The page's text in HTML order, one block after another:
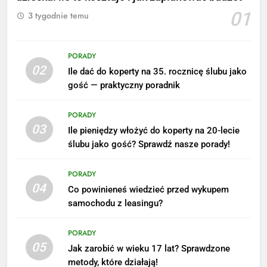
01
3 tygodnie temu
02
PORADY
Ile dać do koperty na 35. rocznicę ślubu jako
gość — praktyczny poradnik
03
PORADY
Ile pieniędzy włożyć do koperty na 20-lecie
ślubu jako gość? Sprawdź nasze porady!
04
PORADY
Co powinieneś wiedzieć przed wykupem
samochodu z leasingu?
05
PORADY
Jak zarobić w wieku 17 lat? Sprawdzone
metody, które działają!
5
Ile zarabia podolog: poznajmy
zainspirują
ZAROBKI
Jak przygotować się finansowo
na narodziny dziecka: ile to